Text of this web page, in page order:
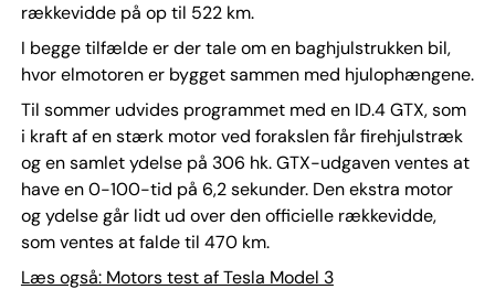
rækkevidde på op til 522 km.
I begge tilfælde er der tale om en baghjulstrukken bil,
hvor elmotoren er bygget sammen med hjulophængene.
Til sommer udvides programmet med en ID.4 GTX, som
i kraft af en stærk motor ved forakslen får firehjulstræk
og en samlet ydelse på 306 hk. GTX-udgaven ventes at
have en 0-100-tid på 6,2 sekunder. Den ekstra motor
og ydelse går lidt ud over den officielle rækkevidde,
som ventes at falde til 470 km.
Læs også: Motors test af Tesla Model 3